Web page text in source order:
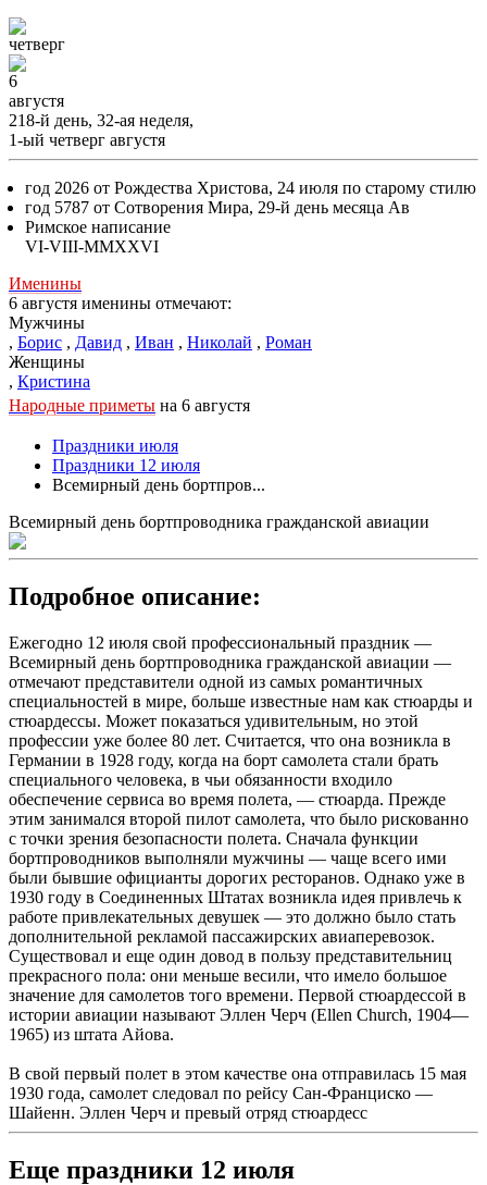
четверг
6
августя
218-й день, 32-ая неделя,
1-ый четверг августя
год 2026 от Рождества Христова, 24 июля по старому стилю
год 5787 от Сотворения Мира, 29-й день месяца Ав
Римское написание
VI-VIII-MMXXVI
Именины
6 августя именины отмечают:
Мужчины
, Борис , Давид , Иван , Николай , Роман
Женщины
, Кристина
Народные приметы на 6 августя
Праздники июля
Праздники 12 июля
Всемирный день бортпров...
Всемирный день бортпроводника гражданской авиации
Подробное описание:
Ежегодно 12 июля свой профессиональный праздник —
Всемирный день бортпроводника гражданской авиации —
отмечают представители одной из самых романтичных
специальностей в мире, больше известные нам как стюарды и
стюардессы. Может показаться удивительным, но этой
профессии уже более 80 лет. Считается, что она возникла в
Германии в 1928 году, когда на борт самолета стали брать
специального человека, в чьи обязанности входило
обеспечение сервиса во время полета, — стюарда. Прежде
этим занимался второй пилот самолета, что было рискованно
с точки зрения безопасности полета. Сначала функции
бортпроводников выполняли мужчины — чаще всего ими
были бывшие официанты дорогих ресторанов. Однако уже в
1930 году в Соединенных Штатах возникла идея привлечь к
работе привлекательных девушек — это должно было стать
дополнительной рекламой пассажирских авиаперевозок.
Существовал и еще один довод в пользу представительниц
прекрасного пола: они меньше весили, что имело большое
значение для самолетов того времени. Первой стюардессой в
истории авиации называют Эллен Черч (Ellen Church, 1904—
1965) из штата Айова.
В свой первый полет в этом качестве она отправилась 15 мая
1930 года, самолет следовал по рейсу Сан-Франциско —
Шайенн. Эллен Черч и превый отряд стюардесс
Еще праздники 12 июля